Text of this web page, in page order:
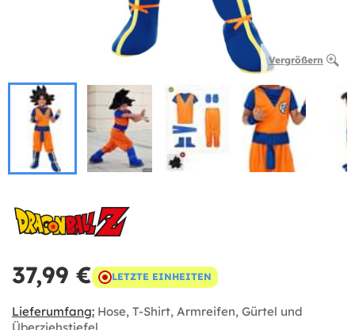
Vergrößern
37,99 € LETZTE EINHEITEN
Lieferumfang: Hose, T-Shirt, Armreifen, Gürtel und
Überziehstiefel